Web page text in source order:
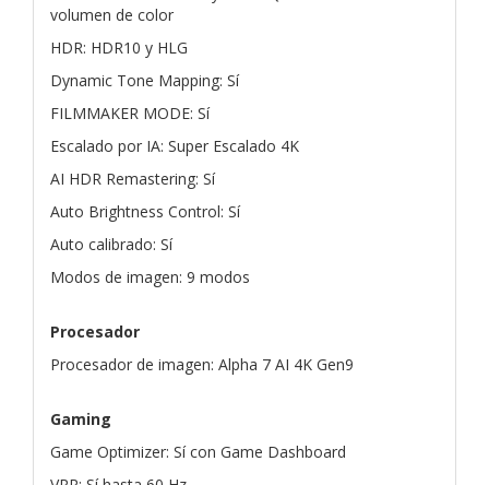
volumen de color
HDR: HDR10 y HLG
Dynamic Tone Mapping: Sí
FILMMAKER MODE: Sí
Escalado por IA: Super Escalado 4K
AI HDR Remastering: Sí
Auto Brightness Control: Sí
Auto calibrado: Sí
Modos de imagen: 9 modos
Procesador
Procesador de imagen: Alpha 7 AI 4K Gen9
Gaming
Game Optimizer: Sí con Game Dashboard